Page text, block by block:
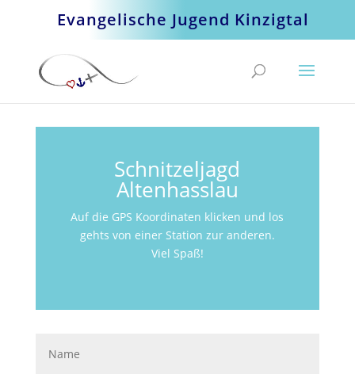
Evangelische Jugend Kinzigtal
Schnitzeljagd
Altenhasslau
Auf die GPS Koordinaten klicken und los
gehts von einer Station zur anderen.
Viel Spaß!